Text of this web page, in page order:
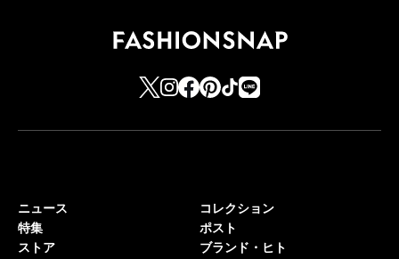
ニュース
特集
ストア
コレクション
ポスト
ブランド・ヒト